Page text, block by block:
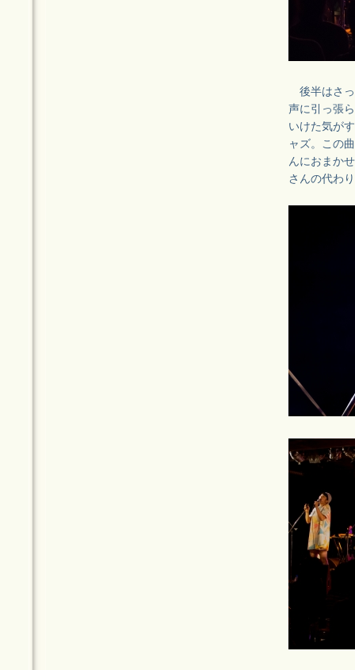
後半はさっ
声に引っ張
いけた気が
ャズ。この
んにおまか
さんの代わ